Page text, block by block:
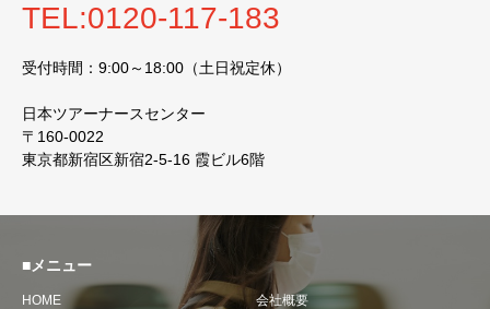
TEL:0120-117-183
受付時間：9:00～18:00（土日祝定休）
日本ツアーナースセンター
〒160-0022
東京都新宿区新宿2-5-16 霞ビル6階
■メニュー
HOME 会社概要